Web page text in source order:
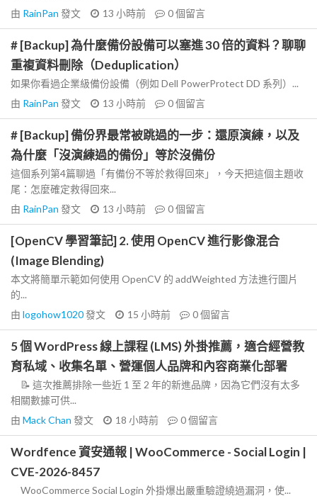
由 RainPan 發文 13 小時前 0個留言
# [Backup] 為什麼備份設備可以塞進 30 倍的資料？聊聊
重複資料刪除（Deduplication）
如果你看過企業級備份設備（例如 Dell PowerProtect DD 系列）...
由 RainPan 發文 13 小時前 0個留言
# [Backup] 備份界最常被跳過的一步：還原演練，以及
為什麼「沒演練過的備份」等於沒備份
這個系列第4篇聊過「有備份不等於救得回來」，今天把這個主題收
尾：怎麼確定救得回來...
由 RainPan 發文 13 小時前 0個留言
[OpenCV 學習筆記] 2. 使用 OpenCV 進行影像混合
(Image Blending)
本文將簡單示範如何使用 OpenCV 的 addWeighted 方法進行圖片
的...
由 logohow1020發文 15 小時前 0個留言
5 個 WordPress 線上課程 (LMS) 外掛推薦，適合經營教
育私域、收集名單、營運個人品牌和內容商業化部署
📝 這次推薦排除一些近 1 至 2 年的新進品牌，因為它們沒有太多
相關數據可供...
由 Mack Chan 發文 18 小時前 0個留言
Wordfence 資安通報 | WooCommerce - Social Login |
CVE-2026-8457
WooCommerce Social Login 外掛爆出嚴重驗證繞過漏洞，使...